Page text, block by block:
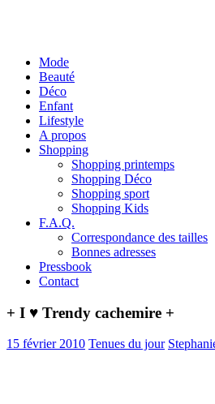
Mode
Beauté
Déco
Enfant
Lifestyle
A propos
Shopping
Shopping printemps
Shopping Déco
Shopping sport
Shopping Kids
F.A.Q.
Correspondance des tailles
Bonnes adresses
Pressbook
Contact
+ I ♥ Trendy cachemire +
15 février 2010 Tenues du jour